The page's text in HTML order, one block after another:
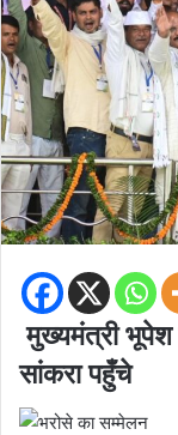
मुख्यमंत्री
सांकरा पहुँचे